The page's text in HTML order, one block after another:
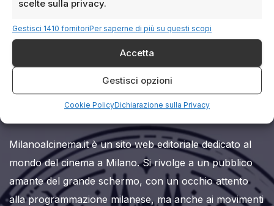
scelte sulla privacy.
Gestisci 1410 fornitoriPer saperne di più su questi scopi
Accetta
Gestisci opzioni
Cookie PolicyDichiarazione sulla Privacy
Milanoalcinema.it
Milanoalcinema.it è un sito web editoriale dedicato al
mondo del cinema a Milano. Si rivolge a un pubblico
amante del grande schermo, con un occhio attento
alla programmazione milanese, ma anche ai movimenti